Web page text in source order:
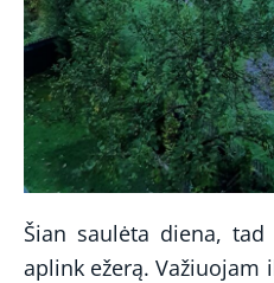
Šian saulėta diena,
aplink ežerą. Važiuojam